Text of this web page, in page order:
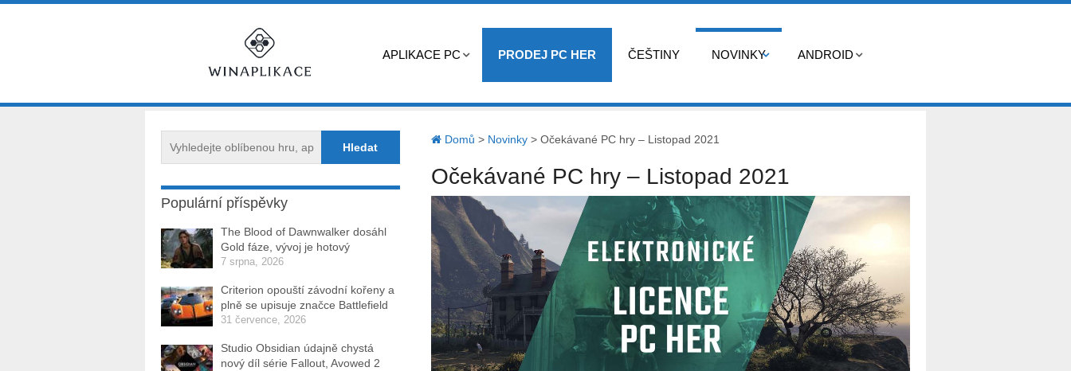
APLIKACE PC PRODEJ PC HER ČEŠTINY NOVINKY ANDROID
Domů > Novinky> Očekávané PC hry – Listopad 2021
Očekávané PC hry – Listopad 2021
Populární příspěvky
The Blood of Dawnwalker dosáhl
Gold fáze, vývoj je hotový
7 srpna, 2026
Criterion opouští závodní kořeny a
plně se upisuje značce Battlefield
31 července, 2026
Studio Obsidian údajně chystá
nový díl série Fallout, Avowed 2